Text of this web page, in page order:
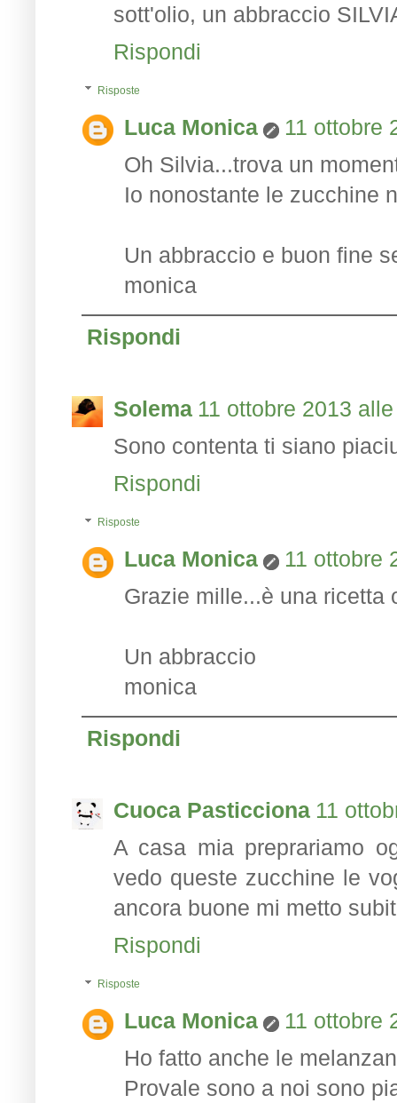
sott'olio, un abbraccio
Rispondi
Risposte
Luca Monica
11 ottobre
Oh Silvia...trova un
Io nonostante le zucchine
Un abbraccio e buon fine
monica
Rispondi
Solema 11 ottobre 2013
Sono contenta ti siano
Rispondi
Risposte
Luca Monica
11 ottobre
Grazie mille...è una ricetta
Un abbraccio
monica
Rispondi
Cuoca Pasticciona 11
A casa mia preprariamo
vedo queste zucchine le
ancora buone mi metto
Rispondi
Risposte
Luca Monica
11 ottobre
Ho fatto anche le
Provale sono a noi sono